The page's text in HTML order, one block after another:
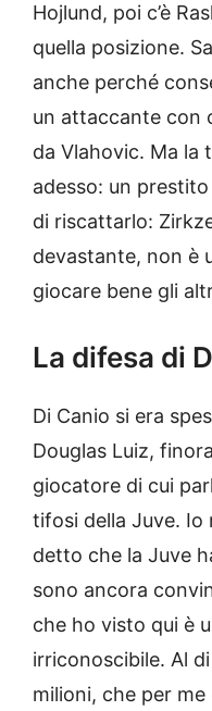
Hojlund, poi c’è
quella posizione.
anche perché
un attaccante con
da Vlahovic. Ma la
adesso: un
di riscattarlo:
devastante, non è
giocare bene gli
La difesa di
Di Canio si era
Douglas Luiz,
giocatore di cui
tifosi della Juve. Io
detto che la Juve
sono ancora
che ho visto qui è
irriconoscibile. Al
milioni, che per